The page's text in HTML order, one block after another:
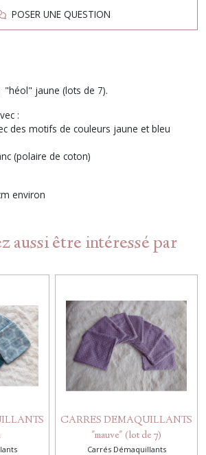
POSER UNE QUESTION
jaune (lots de 7).
:
des motifs de couleurs jaune et bleu
(polaire de coton)
environ
aussi être intéressé par
CARRES DEMAQUILLANTS
"mauve" (lot de 7)
Carrés Démaquillants